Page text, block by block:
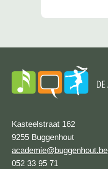
Kasteelstraat 162
9255 Buggenhout
academie@buggenhout.be
052 33 95 71